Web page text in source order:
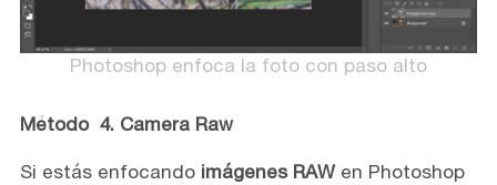
Photoshop enfoca la foto con paso alto
Método 4. Camera Raw
Si estás enfocando imágenes RAWen Photoshop